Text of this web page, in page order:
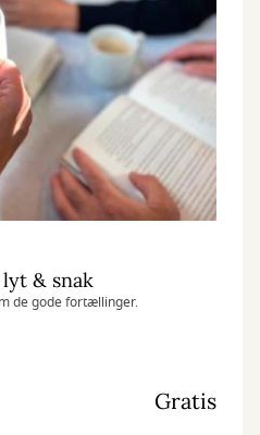
& snak
de gode fortællinger.
Gratis